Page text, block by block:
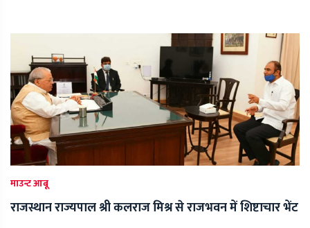
माउन्ट आबू
राजस्थान राज्यपाल श्री कलराज मिश्र से राजभवन में शिष्टाचार भेंट